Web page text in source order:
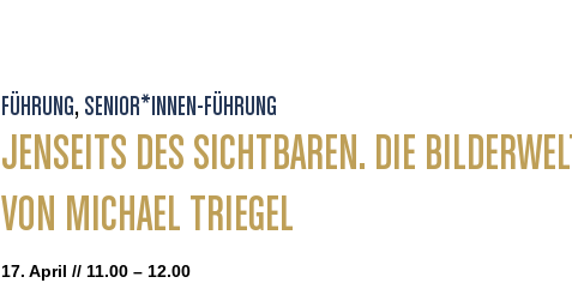
FÜHRUNG, SENIOR*INNEN-FÜHRUNG
JENSEITS DES SICHTBAREN. DIE
VON MICHAEL TRIEGEL
17. April // 11.00 – 12.00